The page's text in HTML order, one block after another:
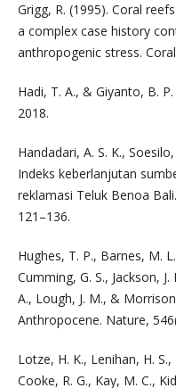
Grigg, R. (1995). Coral
a complex case history
anthropogenic stress.
Hadi, T. A., & Giyanto, B.
2018.
Handadari, A. S. K.,
Indeks keberlanjutan
reklamasi Teluk Benoa
121–136.
Hughes, T. P., Barnes, M.
Cumming, G. S., Jackson,
A., Lough, J. M., &
Anthropocene. Nature,
Lotze, H. K., Lenihan, H.
Cooke, R. G., Kay, M. C.,